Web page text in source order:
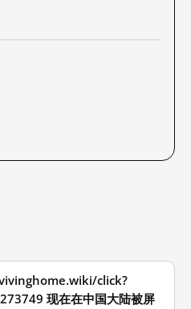
click?
现在在中国大陆被屏